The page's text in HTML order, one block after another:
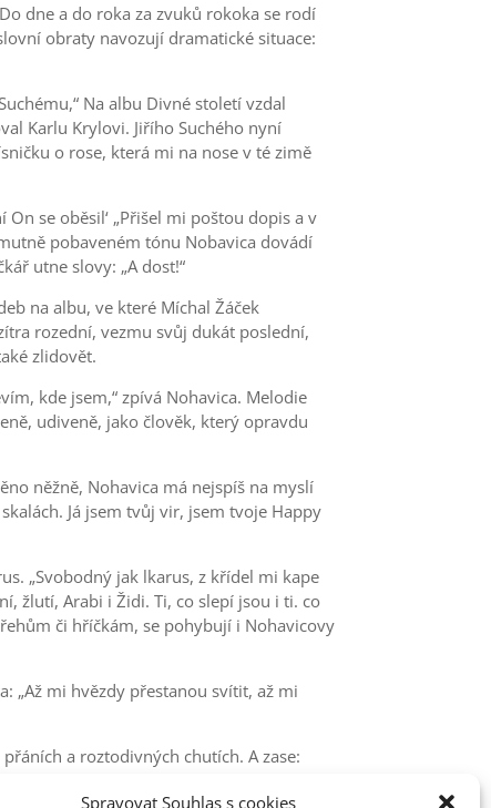
Spravovat Souhlas s cookies
dne a do roka za zvuků rokoka se rodí
obraty navozují dramatické situace:
Na albu Divné století vzdal
Karlu Krylovi. Jiřího Suchého nyní
o rose, která mi na nose v té zimě
se oběsil‘ „Přišel mi poštou dopis a v
pobaveném tónu Nobavica dovádí
utne slovy: „A dost!“
na albu, ve které Míchal Žáček
rozední, vezmu svůj dukát poslední,
zlidovět.
kde jsem,“ zpívá Nohavica. Melodie
udiveně, jako člověk, který opravdu
něžně, Nohavica má nejspíš na myslí
Já jsem tvůj vir, jsem tvoje Happy
„Svobodný jak lkarus, z křídel mi kape
žlutí, Arabi i Židi. Ti, co slepí jsou i ti. co
či hříčkám, se pohybují i Nohavicovy
„Až mi hvězdy přestanou svítit, až mi
a roztodivných chutích. A zase:
na anděla ptal, tak mám jizvu na rtu,